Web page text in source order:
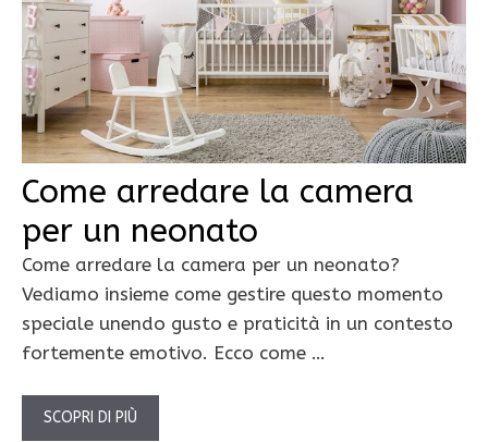
Come arredare la camera
per un neonato
Come arredare la camera per un neonato?
Vediamo insieme come gestire questo momento
speciale unendo gusto e praticità in un contesto
fortemente emotivo. Ecco come …
SCOPRI DI PIÙ